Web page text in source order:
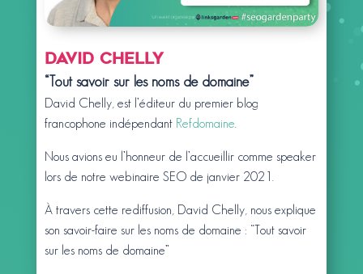
David Chelly
“Tout savoir sur les noms de domaine”
David Chelly, est l’éditeur du premier blog
francophone indépendant Refdomaine
Nous avions eu l’honneur de l’accueillir comme speaker
lors de notre webinaire SEO de janvier 2021.
À travers cette rediffusion, David Chelly, nous explique
son savoir-faire sur les noms de domaine : “Tout savoir
sur les noms de domaine”